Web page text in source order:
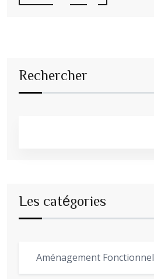
Rechercher
Les catégories
Aménagement Fonctionnel